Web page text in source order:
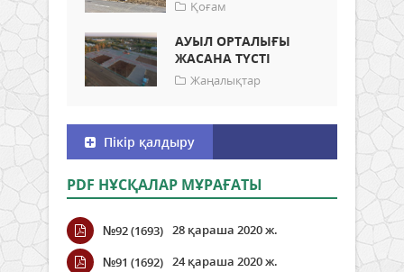
Қоғам
АУЫЛ ОРТАЛЫҒЫ
ЖАСАНА ТҮСТІ
Жаңалықтар
Пікір қалдыру
PDF НҰСҚАЛАР МҰРАҒАТЫ
№92 (1693) 28 қараша 2020 ж.
№91 (1692) 24 қараша 2020 ж.